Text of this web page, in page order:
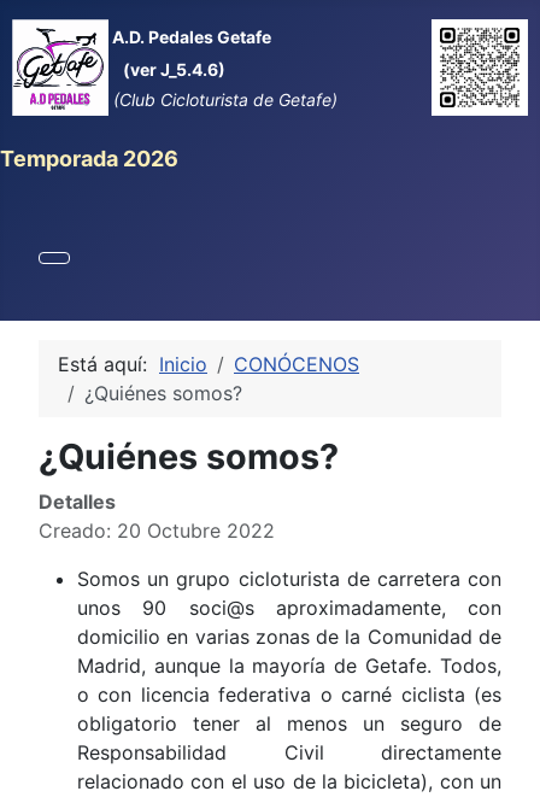
A.D. Pedales Getafe
(ver J_5.4.6)
(Club Cicloturista de Getafe)
Temporada 2026
Está aquí: Inicio
CONÓCENOS
¿Quiénes somos?
¿Quiénes somos?
Detalles
Creado: 20 Octubre 2022
Somos un grupo cicloturista de carretera con
unos 90 soci@s aproximadamente, con
domicilio en varias zonas de la Comunidad de
Madrid, aunque la mayoría de Getafe. Todos,
o con licencia federativa o carné ciclista (es
obligatorio tener al menos un seguro de
Responsabilidad Civil directamente
relacionado con el uso de la bicicleta), con un